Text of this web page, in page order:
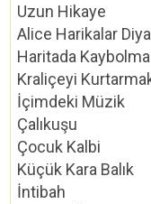
Uzun Hikaye
Alice Harikalar
Haritada
Kraliçeyi
İçimdeki Müzik
Çalıkuşu
Çocuk Kalbi
Küçük Kara Balık
İntibah